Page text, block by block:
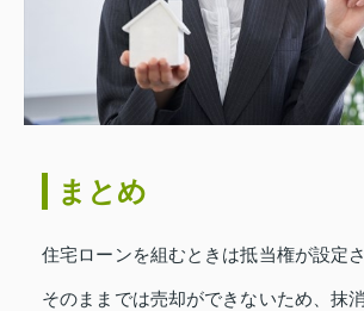
まとめ
住宅ローンを組むときは抵当権が設定
そのままでは売却ができないため、抹